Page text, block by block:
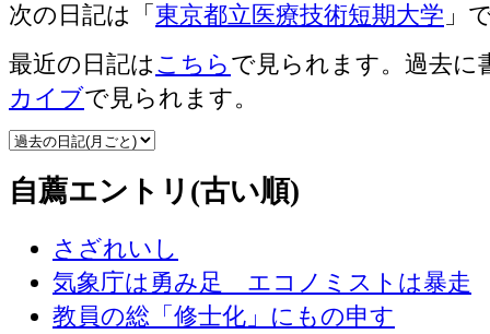
次の日記は「 東京都立医療技術短期大学 」
最近の日記は こちら で見られます。過去に
カイブで見られます。
自薦エントリ(古い順)
さざれいし
気象庁は勇み足 エコノミストは暴走
教員の総「修士化」にもの申す